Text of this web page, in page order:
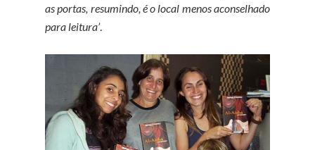
as portas, resumindo, é o local menos aconselhado
para leitura’.